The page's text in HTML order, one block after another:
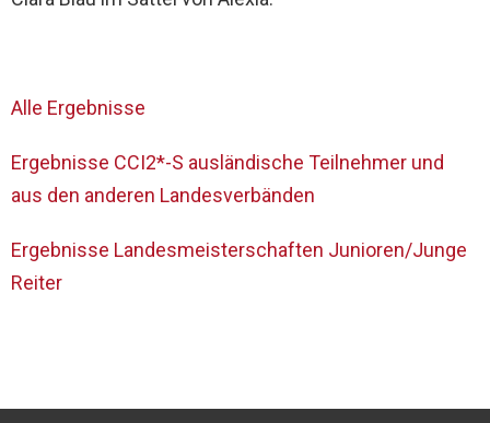
Alle Ergebnisse
Ergebnisse CCI2*-S ausländische Teilnehmer und
aus den anderen Landesverbänden
Ergebnisse Landesmeisterschaften Junioren/Junge
Reiter